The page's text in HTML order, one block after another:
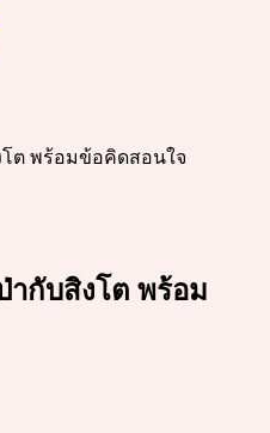
ากับสิงโต พร้อม